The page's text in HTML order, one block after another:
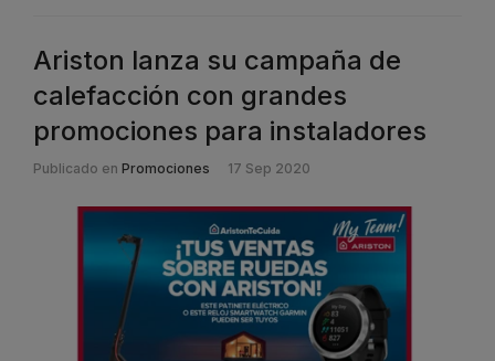
Ariston lanza su campaña de
calefacción con grandes
promociones para instaladores
Publicado en Promociones 17 Sep 2020